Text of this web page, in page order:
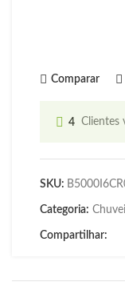
Comparar
4 Clientes
SKU:
Categoria:
Compartilhar: